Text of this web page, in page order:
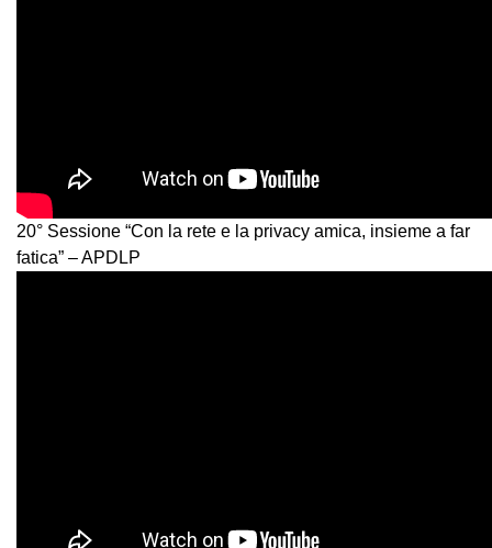
20° Sessione “Con la rete e la privacy amica, insieme a far
fatica” – APDLP